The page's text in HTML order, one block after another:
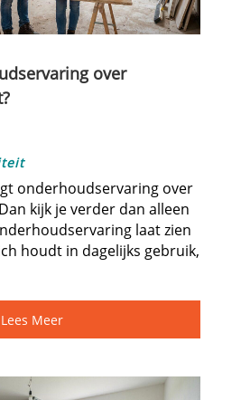
over
onderhoudservaring over
kijk je verder dan alleen
laat zien
houdt in dagelijks gebruik,
Lees Meer